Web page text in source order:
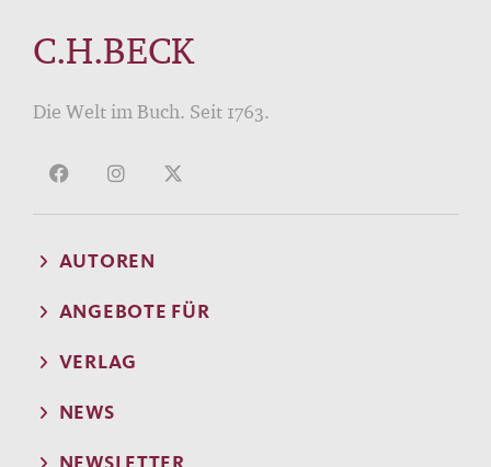
C.H.BECK
Die Welt im Buch. Seit 1763.
AUTOREN
ANGEBOTE FÜR
VERLAG
NEWS